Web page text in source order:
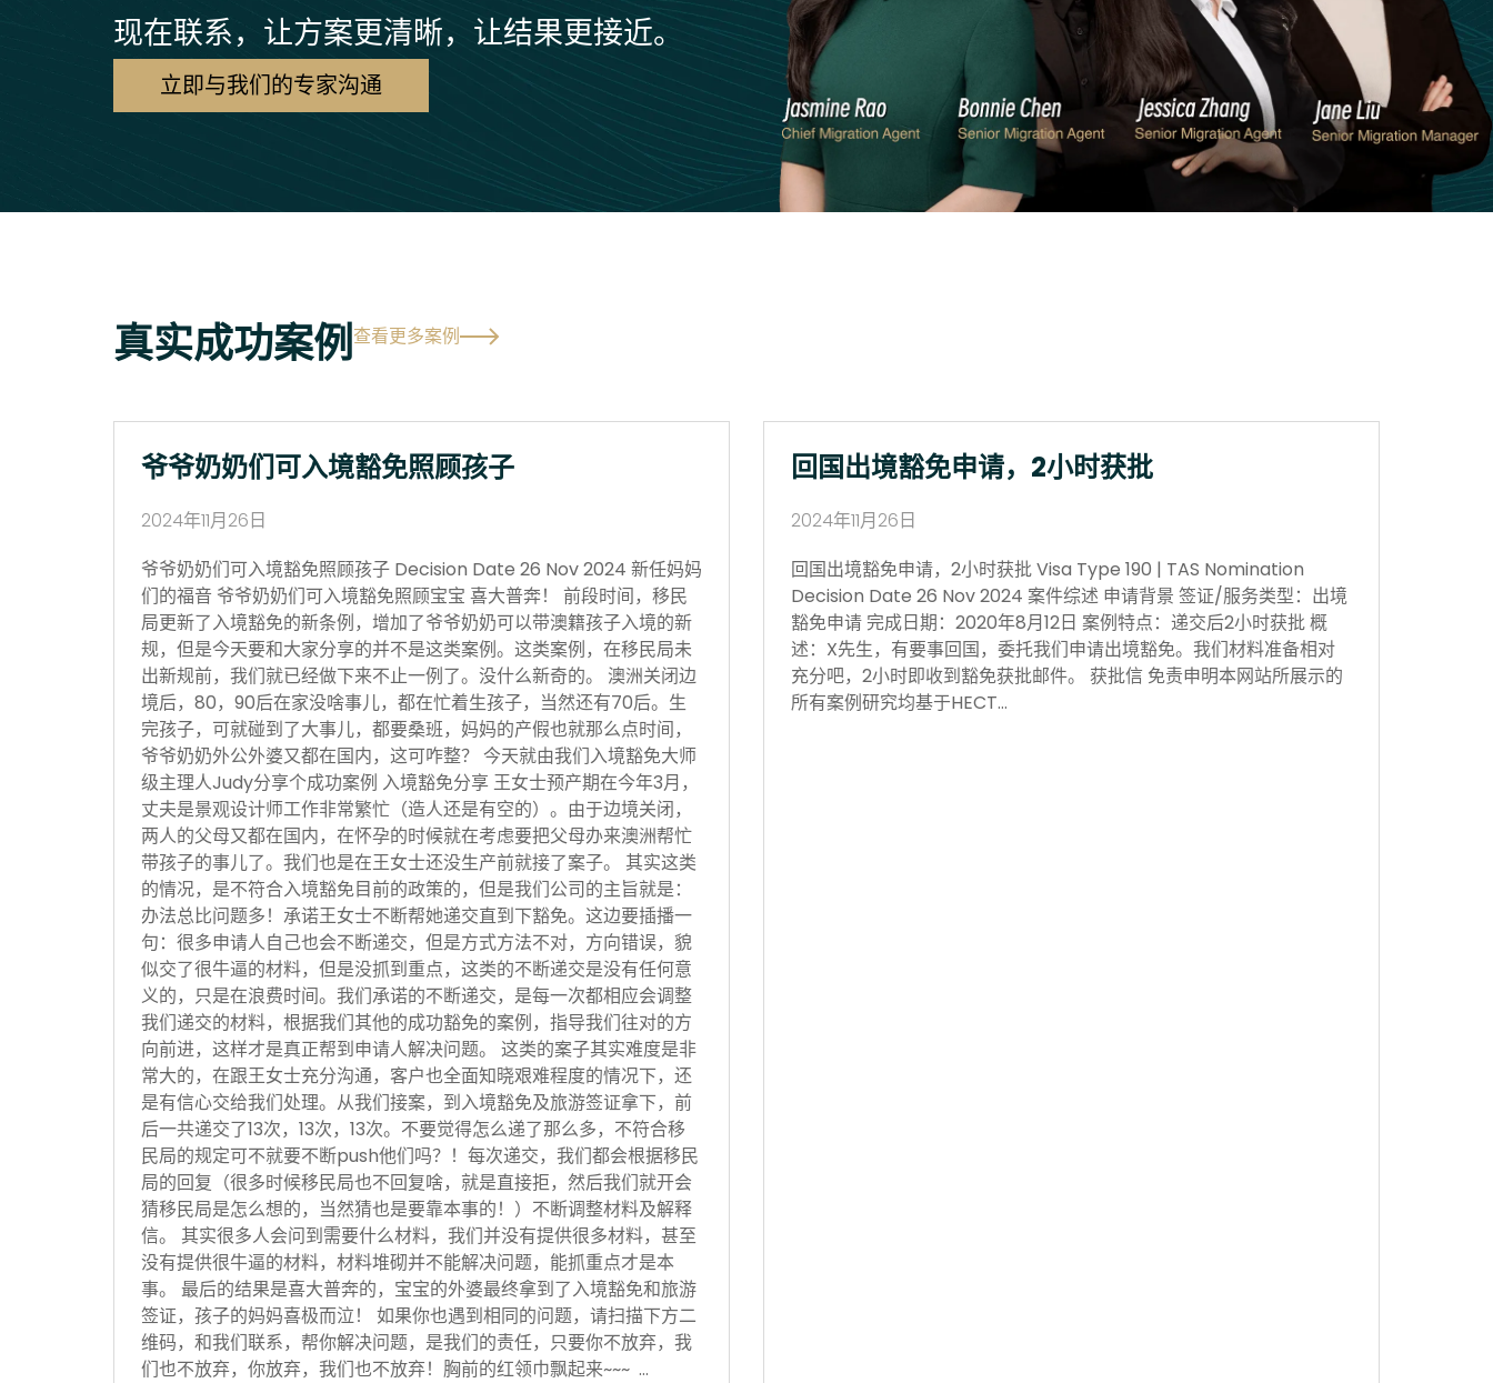
现在联系，让方案更清晰，让结果更接近。
立即与我们的专家沟通
真实成功案例查看更多案例
爷爷奶奶们可入境豁免照顾孩子
2024年11月26日
爷爷奶奶们可入境豁免照顾孩子 Decision Date 26 Nov 2024 新任妈妈
们的福音 爷爷奶奶们可入境豁免照顾宝宝 喜大普奔！ 前段时间，移民
局更新了入境豁免的新条例，增加了爷爷奶奶可以带澳籍孩子入境的新
规，但是今天要和大家分享的并不是这类案例。这类案例，在移民局未
出新规前，我们就已经做下来不止一例了。没什么新奇的。 澳洲关闭边
境后，80，90后在家没啥事儿，都在忙着生孩子，当然还有70后。生
完孩子，可就碰到了大事儿，都要桑班，妈妈的产假也就那么点时间，
爷爷奶奶外公外婆又都在国内，这可咋整？ 今天就由我们入境豁免大师
级主理人Judy分享个成功案例 入境豁免分享 王女士预产期在今年3月，
丈夫是景观设计师工作非常繁忙（造人还是有空的）。由于边境关闭，
两人的父母又都在国内，在怀孕的时候就在考虑要把父母办来澳洲帮忙
带孩子的事儿了。我们也是在王女士还没生产前就接了案子。 其实这类
的情况，是不符合入境豁免目前的政策的，但是我们公司的主旨就是：
办法总比问题多！承诺王女士不断帮她递交直到下豁免。这边要插播一
句：很多申请人自己也会不断递交，但是方式方法不对，方向错误，貌
似交了很牛逼的材料，但是没抓到重点，这类的不断递交是没有任何意
义的，只是在浪费时间。我们承诺的不断递交，是每一次都相应会调整
我们递交的材料，根据我们其他的成功豁免的案例，指导我们往对的方
向前进，这样才是真正帮到申请人解决问题。 这类的案子其实难度是非
常大的，在跟王女士充分沟通，客户也全面知晓艰难程度的情况下，还
是有信心交给我们处理。从我们接案，到入境豁免及旅游签证拿下，前
后一共递交了13次，13次，13次。不要觉得怎么递了那么多，不符合移
民局的规定可不就要不断push他们吗？！每次递交，我们都会根据移民
局的回复（很多时候移民局也不回复啥，就是直接拒，然后我们就开会
猜移民局是怎么想的，当然猜也是要靠本事的！）不断调整材料及解释
信。 其实很多人会问到需要什么材料，我们并没有提供很多材料，甚至
没有提供很牛逼的材料，材料堆砌并不能解决问题，能抓重点才是本
事。 最后的结果是喜大普奔的，宝宝的外婆最终拿到了入境豁免和旅游
签证，孩子的妈妈喜极而泣！ 如果你也遇到相同的问题，请扫描下方二
维码，和我们联系，帮你解决问题，是我们的责任，只要你不放弃，我
们也不放弃，你放弃，我们也不放弃！胸前的红领巾飘起来~~~ …
回国出境豁免申请，2小时获批
2024年11月26日
回国出境豁免申请，2小时获批 Visa Type 190 | TAS Nomination
Decision Date 26 Nov 2024 案件综述 申请背景 签证/服务类型：出境
豁免申请 完成日期：2020年8月12日 案例特点：递交后2小时获批 概
述：X先生，有要事回国，委托我们申请出境豁免。我们材料准备相对
充分吧，2小时即收到豁免获批邮件。 获批信 免责申明本网站所展示的
所有案例研究均基于HECT…